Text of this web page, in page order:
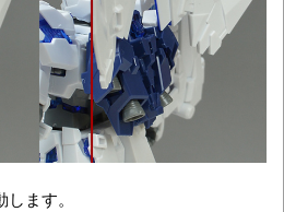
ます。